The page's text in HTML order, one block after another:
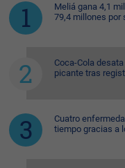
Meliá gana 4,1
79,4 millones por
Coca-Cola
picante tras
Cuatro
tiempo gracias a